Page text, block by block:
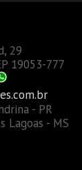
29
19053-777
- PR
- MS